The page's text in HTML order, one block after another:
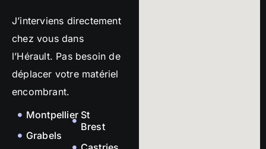
J’interviens directement
chez vous dans
l’Hérault. Pas besoin de
déplacer votre matériel
encombrant.
Montpellier
Grabels
St
Brest